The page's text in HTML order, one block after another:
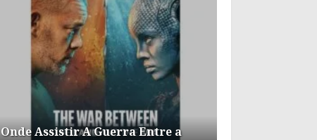
Onde Assistir A Guerra Entre a